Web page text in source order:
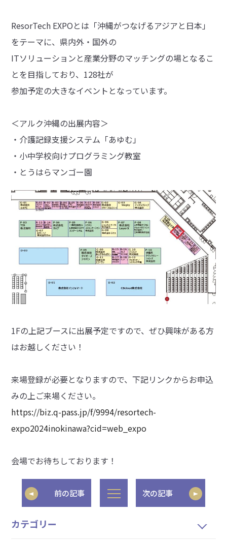
ResorTech EXPOとは「沖縄がつなげるアジアと日本」
をテーマに、県内外・国外の
ITソリューションと産業分野のマッチングの場となるこ
とを目指しており、128社が
参加予定の大きなイベントとなっています。
＜アルク沖縄の出展内容＞
・介護記録支援システム「あゆむ」
・小中学校向けプログラミング教室
・とうはらマンゴー園
1Fの上記ブースに出展予定ですので、ぜひ興味がある方
はお越しください！
来場登録が必要となりますので、下記リンクからお申込
みの上ご来場ください。
https://biz.q-pass.jp/f/9994/resortech-
expo2024inokinawa?cid=web_expo
会場でお待ちしております！
前の記事 次の記事
カテゴリー